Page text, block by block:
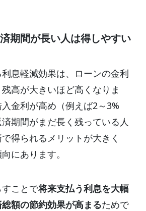
期間が長い人は得しやすい
息軽減効果は、ローンの金利
高が大きいほど高くなりま
金利が高め（例えば2～3%
期間がまだ長く残っている人
得られるメリットが大きく
にあります。
ことで将来支払う利息を大幅
額の節約効果が高まるためで